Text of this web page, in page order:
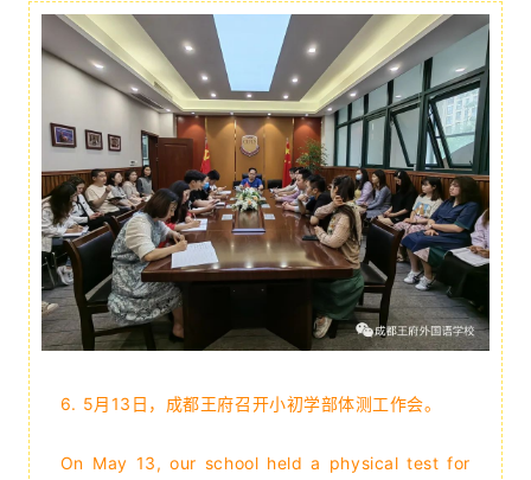
6. 5月13日，成都王府召开小初学部体测工作会。
On May 13, our school held a physical test for